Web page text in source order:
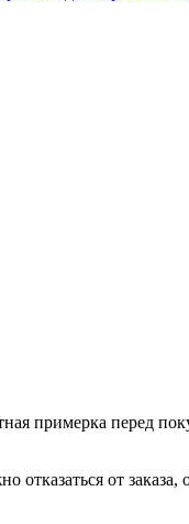
примерка перед
от заказа,